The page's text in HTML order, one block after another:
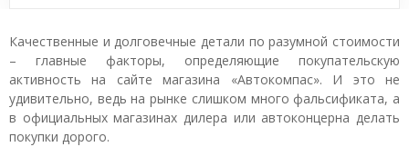
Качественные и долговечные детали по разумной стоимости
– главные факторы, определяющие покупательскую
активность на сайте магазина «Автокомпас». И это не
удивительно, ведь на рынке слишком много фальсификата, а
в официальных магазинах дилера или автоконцерна делать
покупки дорого.